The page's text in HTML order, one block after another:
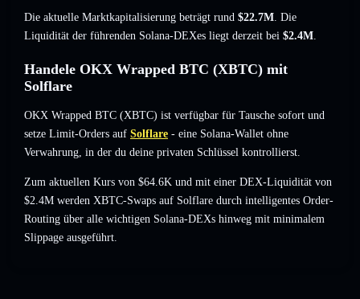
Die aktuelle Marktkapitalisierung beträgt rund $22.7M. Die
Liquidität der führenden Solana-DEXes liegt derzeit bei $2.4M.
Handele OKX Wrapped BTC (XBTC) mit
Solflare
OKX Wrapped BTC (XBTC) ist verfügbar für Tausche sofort und
setze Limit-Orders auf Solflare - eine Solana-Wallet ohne
Verwahrung, in der du deine privaten Schlüssel kontrollierst.
Zum aktuellen Kurs von $64.6K und mit einer DEX-Liquidität von
$2.4M werden XBTC-Swaps auf Solflare durch intelligentes Order-
Routing über alle wichtigen Solana-DEXs hinweg mit minimalem
Slippage ausgeführt.